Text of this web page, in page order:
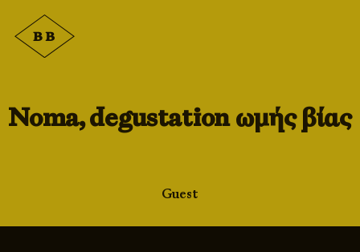
Noma, degustation ωμής βίας
Guest